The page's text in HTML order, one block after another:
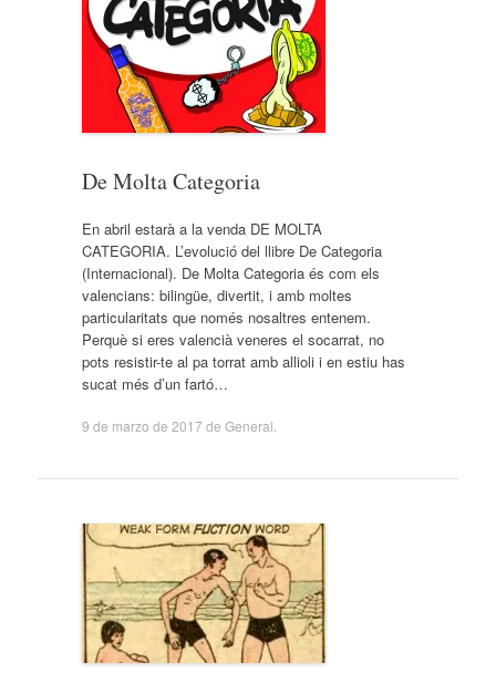
De Molta Categoria
En abril estarà a la venda DE MOLTA
CATEGORIA. L’evolució del llibre De Categoria
(Internacional). De Molta Categoria és com els
valencians: bilingüe, divertit, i amb moltes
particularitats que només nosaltres entenem.
Perquè si eres valencià veneres el socarrat, no
pots resistir-te al pa torrat amb allioli i en estiu has
sucat més d’un fartó…
9 de marzo de 2017 de General